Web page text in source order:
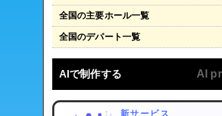
全国の主要ホール一覧
全国のデパート一覧
AIで制作する AI
新サービス